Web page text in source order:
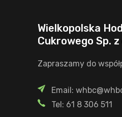
Wielkopolska
Cukrowego Sp. z
Zapraszamy do
Email:
Tel: 61 8 306 511